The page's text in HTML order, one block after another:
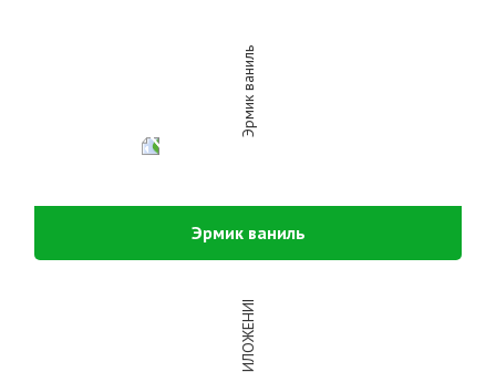
Эрмик ваниль